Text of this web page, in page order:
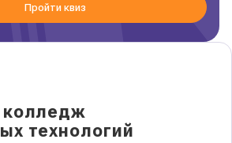
колледж
технологий
Пройти квиз